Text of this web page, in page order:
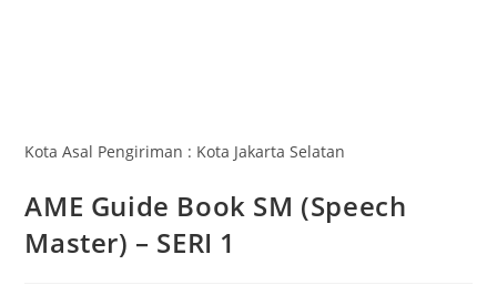
Kota Asal Pengiriman : Kota Jakarta Selatan
AME Guide Book SM (Speech
Master) – SERI 1